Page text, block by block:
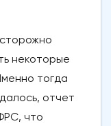
некоторые
тогда
отчет
что